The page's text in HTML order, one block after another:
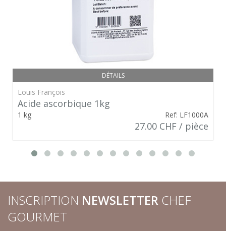
DÉTAILS
Louis François
Acide ascorbique 1kg
1 kg Ref: LF1000A
27.00 CHF / pièce
INSCRIPTION NEWSLETTER CHEF
GOURMET